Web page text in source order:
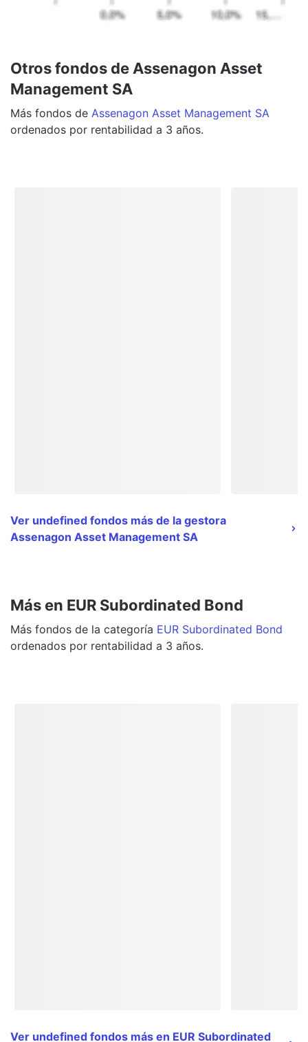
Otros fondos de Assenagon Asset
Management SA
Más fondos de Assenagon Asset Management SA
ordenados por rentabilidad a 3 años.
Ver undefined fondos más de la gestora
Assenagon Asset Management SA
Más en EUR Subordinated Bond
Más fondos de la categoría EUR Subordinated Bond
ordenados por rentabilidad a 3 años.
Ver undefined fondos más en EUR Subordinated